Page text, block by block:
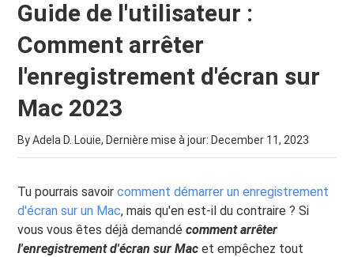
Guide de l'utilisateur :
Comment arrêter
l'enregistrement d'écran sur
Mac 2023
By Adela D. Louie, Dernière mise à jour: December 11, 2023
Tu pourrais savoircomment démarrer un enregistrement
d'écran sur un Mac, mais qu'en est-il du contraire ? Si
vous vous êtes déjà demandé comment arrêter
l'enregistrement d'écran sur Mac et empêchez tout